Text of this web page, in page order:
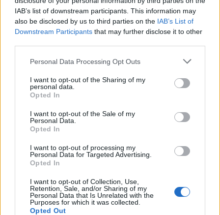
IAB’s list of downstream participants. This information may
also be disclosed by us to third parties on the IAB’s List of
Downstream Participants that may further disclose it to other
Personal Data Processing Opt Outs
I want to opt-out of the Sharing of my
personal data.
Opted In
I want to opt-out of the Sale of my
Personal Data.
Opted In
I want to opt-out of processing my
Personal Data for Targeted Advertising.
Opted In
I want to opt-out of Collection, Use,
Retention, Sale, and/or Sharing of my
Personal Data that Is Unrelated with the
Purposes for which it was collected.
Opted Out
Ученики начинают ждать весенних каникул.
ДАТЫ, которые стоит запланировать для
государственных
экзаменов на учебный
2024/2025 год
как понять, что кость
сломана, и как оказать
Больше статей